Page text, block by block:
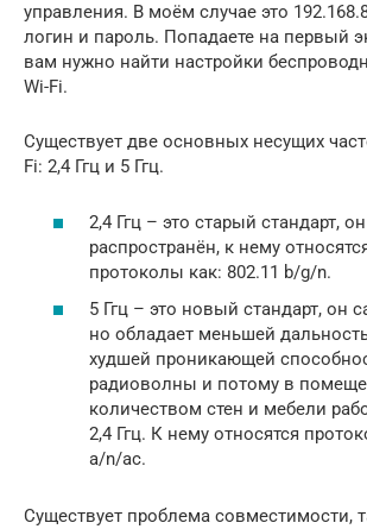
управления. В моём случае это
логин и пароль. Попадаете на первый
вам нужно найти настройки
Wi-Fi.
Существует две основных несущих
Fi: 2,4 Ггц и 5 Ггц.
2,4 Ггц – это старый стандарт,
распространён, к нему
протоколы как: 802.11 b/g/n.
5 Ггц – это новый стандарт, он
но обладает меньшей
худшей проникающей
радиоволны и потому в
количеством стен и мебели
2,4 Ггц. К нему относятся
a/n/ac.
Существует проблема совместимости,